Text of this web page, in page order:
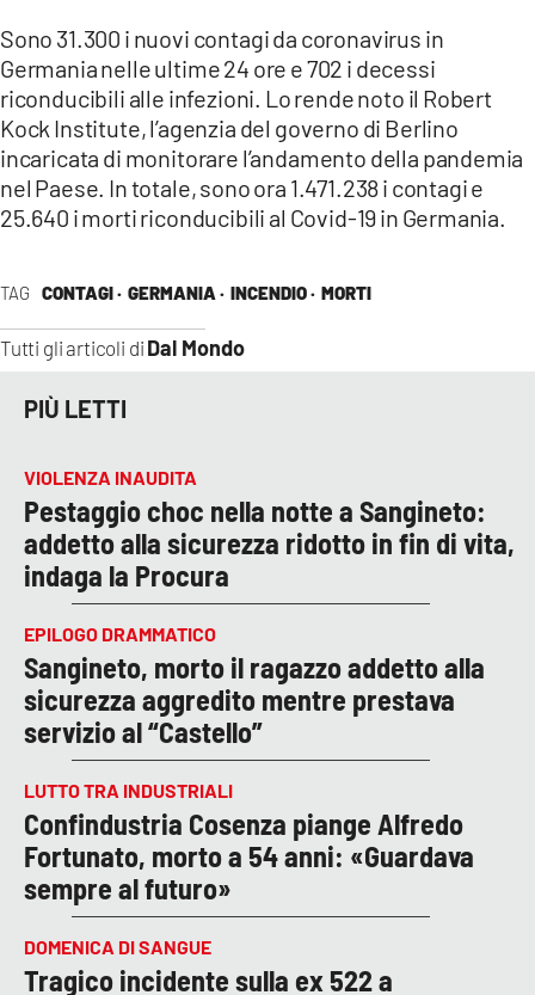
TAG CONTAGI · GERMANIA · INCENDIO · MORTI
Tutti gli articoli di Dal Mondo
Sono 31.300 i nuovi contagi da coronavirus in
Germania nelle ultime 24 ore e 702 i decessi
riconducibili alle infezioni. Lo rende noto il Robert
Kock Institute, l’agenzia del governo di Berlino
incaricata di monitorare l’andamento della pandemia
nel Paese. In totale, sono ora 1.471.238 i contagi e
25.640 i morti riconducibili al Covid-19 in Germania.
PIÙ LETTI
VIOLENZA INAUDITA
Pestaggio choc nella notte a Sangineto:
addetto alla sicurezza ridotto in fin di vita,
indaga la Procura
EPILOGO DRAMMATICO
Sangineto, morto il ragazzo addetto alla
sicurezza aggredito mentre prestava
servizio al “Castello”
LUTTO TRA INDUSTRIALI
Confindustria Cosenza piange Alfredo
Fortunato, morto a 54 anni: «Guardava
sempre al futuro»
DOMENICA DI SANGUE
Tragico incidente sulla ex 522 a